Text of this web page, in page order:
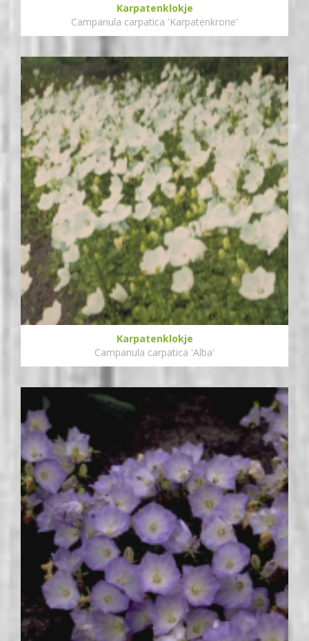
Karpatenklokje
Campanula carpatica 'Karpatenkrone'
Karpatenklokje
Campanula carpatica 'Alba'